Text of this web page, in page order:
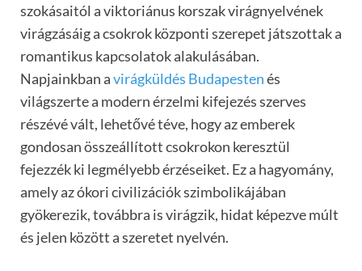
szokásaitól a viktoriánus korszak virágnyelvének
virágzásáig a csokrok központi szerepet játszottak a
romantikus kapcsolatok alakulásában.
Napjainkban avirágküldés Budapestenés
világszerte a modern érzelmi kifejezés szerves
részévé vált, lehetővé téve, hogy az emberek
gondosan összeállított csokrokon keresztül
fejezzék ki legmélyebb érzéseiket. Ez a hagyomány,
amely az ókori civilizációk szimbolikájában
gyökerezik, továbbra is virágzik, hidat képezve múlt
és jelen között a szeretet nyelvén.